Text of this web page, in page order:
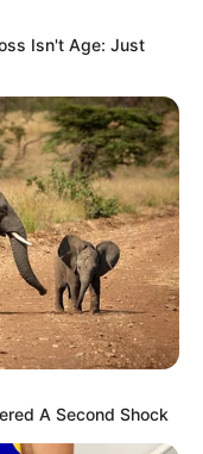
189
117
76
75
61
60
56
47
11
Isn't Age: Just
A Second Shock